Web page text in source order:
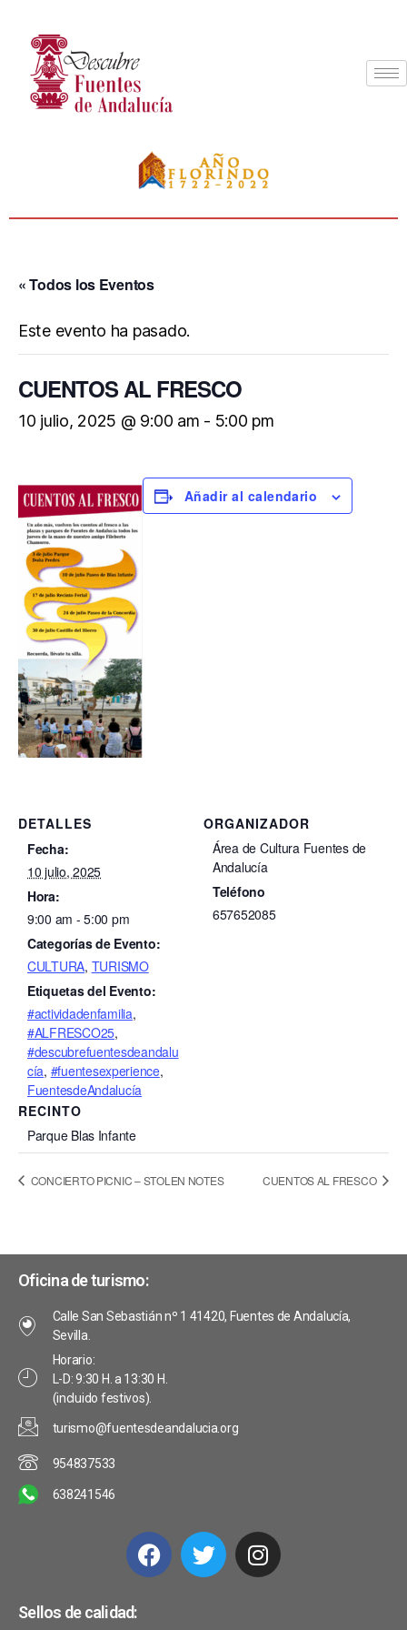
« Todos los Eventos
Este evento ha pasado.
CUENTOS AL FRESCO
10 julio, 2025 @ 9:00 am - 5:00 pm
Añadir al calendario
DETALLES
Fecha:
10 julio, 2025
Hora:
9:00 am - 5:00 pm
Categorías de Evento:
CULTURA, TURISMO
Etiquetas del Evento:
#actividadenfamilia,
#ALFRESCO25,
#descubrefuentesdeandalu
cía, #fuentesexperience,
FuentesdeAndalucía
RECINTO
Parque Blas Infante
ORGANIZADOR
Área de Cultura Fuentes de
Andalucía
Teléfono
657652085
CONCIERTO PICNIC – STOLEN NOTES CUENTOS AL FRESCO
Oficina de turismo:
Calle San Sebastián nº 1 41420, Fuentes de Andalucía,
Sevilla.
Horario:
L-D: 9:30 H. a 13:30 H.
(incluido festivos).
turismo@fuentesdeandalucia.org
954837533
638241546
Sellos de calidad: